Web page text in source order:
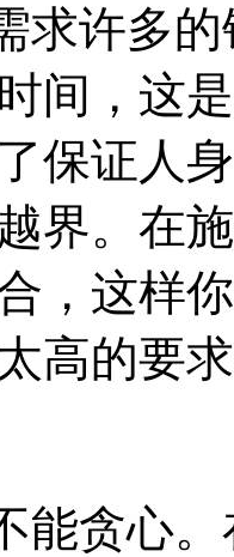
求许多
间，这
保证人
界。在
，这样
高的要
能贪心